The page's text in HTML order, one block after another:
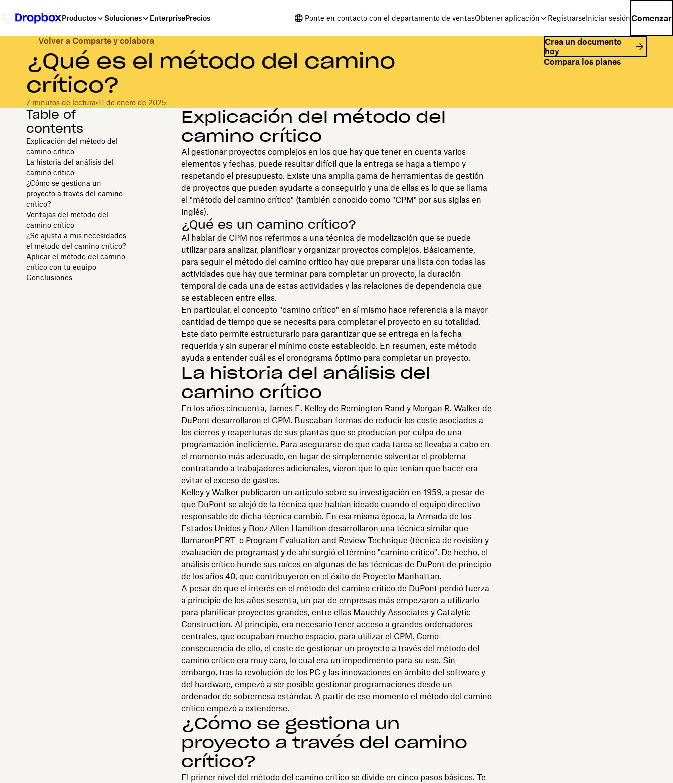
Productos Soluciones EnterprisePrecios Ponte en contacto con el departamento de ventasObtener aplicación RegistrarseIniciar sesión Comenzar
Volver a Comparte y colabora
¿Qué es el método del camino
crítico?
7 minutos de lectura•11 de enero de 2025
Crea un documento
hoy
Compara los planes
Table of
contents
Explicación del método del
camino crítico
La historia del análisis del
camino crítico
¿Cómo se gestiona un
proyecto a través del camino
crítico?
Ventajas del método del
camino crítico
¿Se ajusta a mis necesidades
el método del camino crítico?
Aplicar el método del camino
crítico con tu equipo
Conclusiones
Explicación del método del
camino crítico
Al gestionar proyectos complejos en los que hay que tener en cuenta varios
elementos y fechas, puede resultar difícil que la entrega se haga a tiempo y
respetando el presupuesto. Existe una amplia gama de herramientas de gestión
de proyectos que pueden ayudarte a conseguirlo y una de ellas es lo que se llama
el "método del camino crítico" (también conocido como "CPM" por sus siglas en
inglés).
¿Qué es un camino crítico?
Al hablar de CPM nos referimos a una técnica de modelización que se puede
utilizar para analizar, planificar y organizar proyectos complejos. Básicamente,
para seguir el método del camino crítico hay que preparar una lista con todas las
actividades que hay que terminar para completar un proyecto, la duración
temporal de cada una de estas actividades y las relaciones de dependencia que
se establecen entre ellas.
En particular, el concepto "camino crítico" en sí mismo hace referencia a la mayor
cantidad de tiempo que se necesita para completar el proyecto en su totalidad.
Este dato permite estructurarlo para garantizar que se entrega en la fecha
requerida y sin superar el mínimo coste establecido. En resumen, este método
ayuda a entender cuál es el cronograma óptimo para completar un proyecto.
La historia del análisis del
camino crítico
En los años cincuenta, James E. Kelley de Remington Rand y Morgan R. Walker de
DuPont desarrollaron el CPM. Buscaban formas de reducir los coste asociados a
los cierres y reaperturas de sus plantas que se producían por culpa de una
programación ineficiente. Para asegurarse de que cada tarea se llevaba a cabo en
el momento más adecuado, en lugar de simplemente solventar el problema
contratando a trabajadores adicionales, vieron que lo que tenían que hacer era
evitar el exceso de gastos.
Kelley y Walker publicaron un artículo sobre su investigación en 1959, a pesar de
que DuPont se alejó de la técnica que habían ideado cuando el equipo directivo
responsable de dicha técnica cambió. En esa misma época, la Armada de los
Estados Unidos y Booz Allen Hamilton desarrollaron una técnica similar que
llamaron⁠PERTo Program Evaluation and Review Technique (técnica de revisión y
evaluación de programas)⁠ y de ahí surgió el término "camino crítico". De hecho, el
análisis crítico hunde sus raíces en algunas de las técnicas de DuPont de principio
de los años 40, que contribuyeron en el éxito de Proyecto Manhattan.
A pesar de que el interés en el método del camino crítico de DuPont perdió fuerza
a principio de los años sesenta, un par de empresas más empezaron a utilizarlo
para planificar proyectos grandes, entre ellas Mauchly Associates y Catalytic
Construction. Al principio, era necesario tener acceso a grandes ordenadores
centrales, que ocupaban mucho espacio, para utilizar el CPM. Como
consecuencia de ello, el coste de gestionar un proyecto a través del método del
camino crítico era muy caro, lo cual era un impedimento para su uso. Sin
embargo, tras la revolución de los PC y las innovaciones en ámbito del software y
del hardware, empezó a ser posible gestionar programaciones desde un
ordenador de sobremesa estándar. A partir de ese momento el método del camino
crítico empezó a extenderse.
¿Cómo se gestiona un
proyecto a través del camino
crítico?
El primer nivel del método del camino crítico se divide en cinco pasos básicos. Te